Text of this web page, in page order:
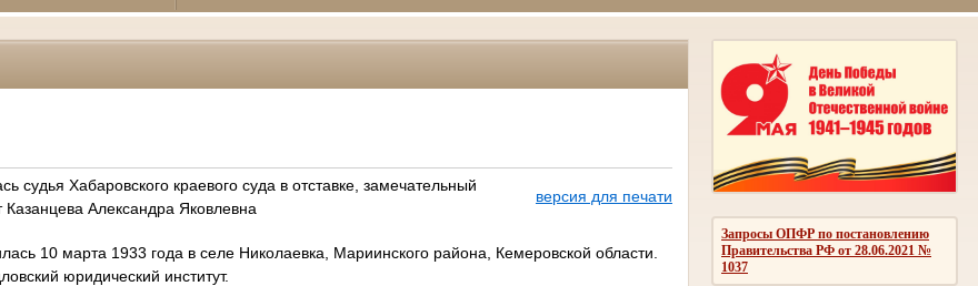
Запросы ОПФР по постановлению
Правительства РФ от 28.06.2021 №
1037
судья Хабаровского краевого суда в отставке, замечательный
Александра Яковлевна
версия для печати
10 марта 1933 года в селе Николаевка, Мариинского района, Кемеровской области.
юридический институт.